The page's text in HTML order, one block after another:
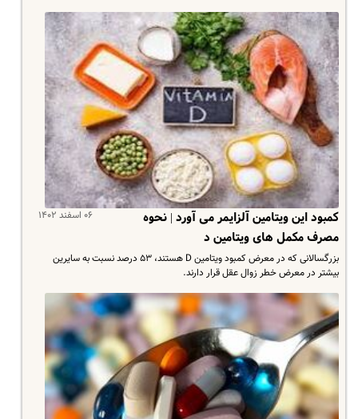
۰۶ اسفند ۱۴۰۲
کمبود این ویتامین آلزایمر می آورد | نحوه
مصرف مکمل های ویتامین د
بزرگسالانی که در معرض کمبود ویتامین D هستند، ۵۳ درصد نسبت به سایرین
بیشتر در معرض خطر زوال عقل قرار دارند.